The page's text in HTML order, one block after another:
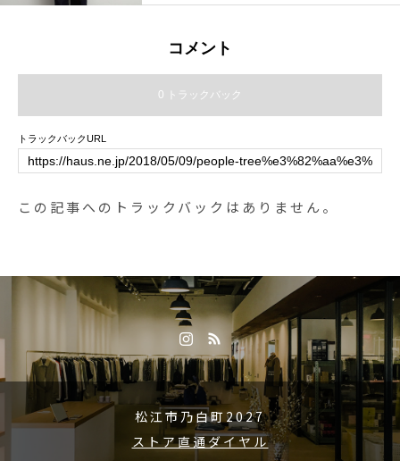
トも承っております！ぜひお試し
営業しております。(ラストオーダ
ー 20時15分)ご来店お待ちしてお
ります！..#drink #ドリンク #期間
ップ#ラズベリー #ティーソーダ#
ローズマリー#takeout #テイクア
sue #hausmatsue #松江カフェ #島
根カフェ#松江 #島根 #山陰
コメント
0 トラックバック
トラックバックURL
この記事へのトラックバックはありません。
松江市乃白町2027
ストア直通ダイヤル